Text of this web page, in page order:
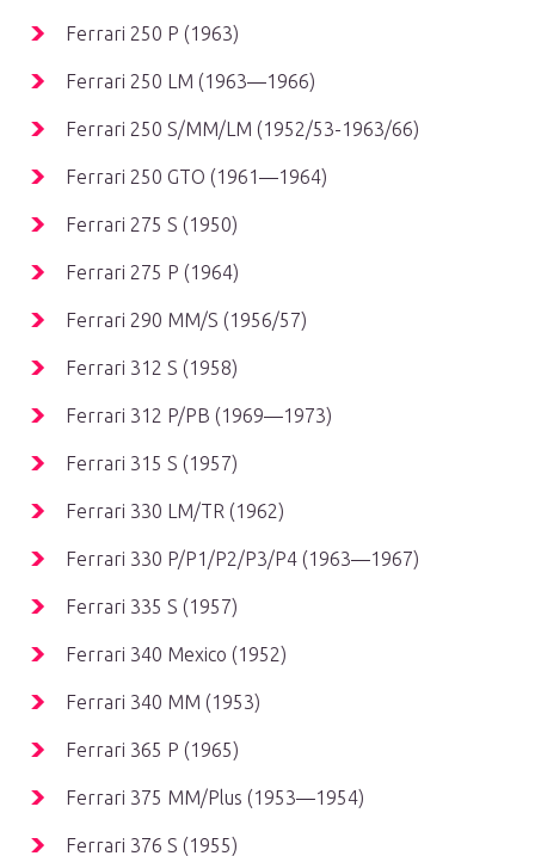
Ferrari 250 P (1963)
Ferrari 250 LM (1963—1966)
Ferrari 250 S/MM/LM (1952/53-1963/66)
Ferrari 250 GTO (1961—1964)
Ferrari 275 S (1950)
Ferrari 275 P (1964)
Ferrari 290 MM/S (1956/57)
Ferrari 312 S (1958)
Ferrari 312 P/PB (1969—1973)
Ferrari 315 S (1957)
Ferrari 330 LM/TR (1962)
Ferrari 330 P/P1/P2/P3/P4 (1963—1967)
Ferrari 335 S (1957)
Ferrari 340 Mexico (1952)
Ferrari 340 MM (1953)
Ferrari 365 P (1965)
Ferrari 375 MM/Plus (1953—1954)
Ferrari 376 S (1955)